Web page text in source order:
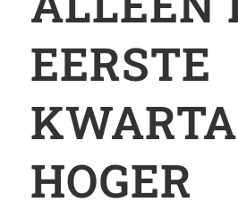
EERSTE
HOGER